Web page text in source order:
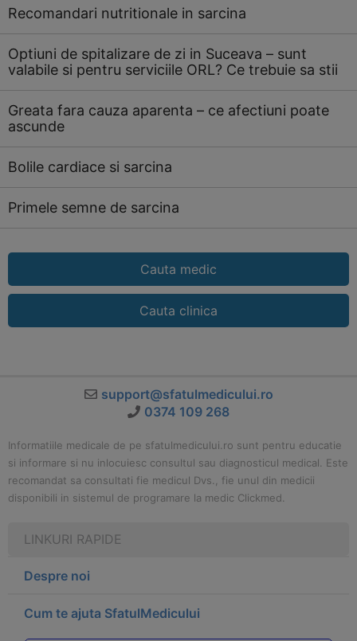
Recomandari nutritionale in sarcina
Optiuni de spitalizare de zi in Suceava – sunt
valabile si pentru serviciile ORL? Ce trebuie sa stii
Greata fara cauza aparenta – ce afectiuni poate
ascunde
Bolile cardiace si sarcina
Primele semne de sarcina
Cauta medic
Cauta clinica
support@sfatulmedicului.ro
0374 109 268
Informatiile medicale de pe sfatulmedicului.ro sunt pentru educatie
si informare si nu inlocuiesc consultul sau diagnosticul medical. Este
recomandat sa consultati fie medicul Dvs., fie unul din medicii
disponibili in sistemul de programare la medic Clickmed.
LINKURI RAPIDE
Despre noi
Cum te ajuta SfatulMedicului